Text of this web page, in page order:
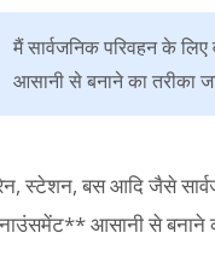
मैं सार्वजनिक परिवहन के
आसानी से बनाने का तरीका
स्टेशन, बस आदि जैसे
आसानी से बनाने